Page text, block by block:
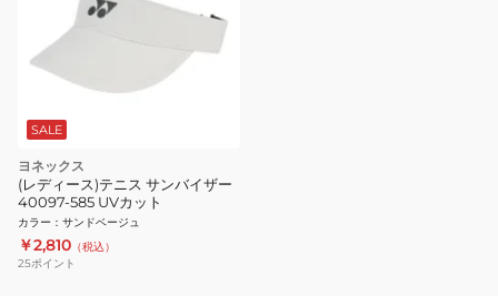
SALE
ヨネックス
(レディース)テニス サンバイザー
40097-585 UVカット
カラー ： サンドベージュ
￥2,810 （税込）
25ポイント